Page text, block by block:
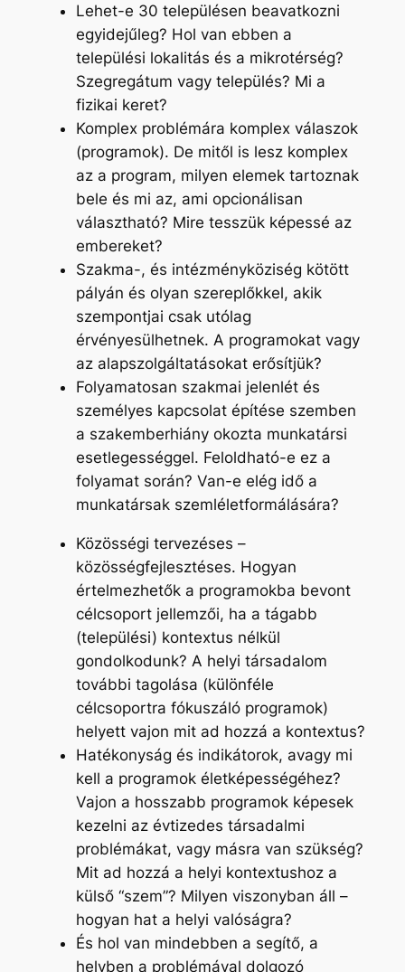
Lehet-e 30 településen beavatkozni
egyidejűleg? Hol van ebben a
települési lokalitás és a mikrotérség?
Szegregátum vagy település? Mi a
fizikai keret?
Komplex problémára komplex válaszok
(programok). De mitől is lesz komplex
az a program, milyen elemek tartoznak
bele és mi az, ami opcionálisan
választható? Mire tesszük képessé az
embereket?
Szakma-, és intézményköziség kötött
pályán és olyan szereplőkkel, akik
szempontjai csak utólag
érvényesülhetnek. A programokat vagy
az alapszolgáltatásokat erősítjük?
Folyamatosan szakmai jelenlét és
személyes kapcsolat építése szemben
a szakemberhiány okozta munkatársi
esetlegességgel. Feloldható-e ez a
folyamat során? Van-e elég idő a
munkatársak szemléletformálására?
Közösségi tervezéses –
közösségfejlesztéses. Hogyan
értelmezhetők a programokba bevont
célcsoport jellemzői, ha a tágabb
(települési) kontextus nélkül
gondolkodunk? A helyi társadalom
további tagolása (különféle
célcsoportra fókuszáló programok)
helyett vajon mit ad hozzá a kontextus?
Hatékonyság és indikátorok, avagy mi
kell a programok életképességéhez?
Vajon a hosszabb programok képesek
kezelni az évtizedes társadalmi
problémákat, vagy másra van szükség?
Mit ad hozzá a helyi kontextushoz a
külső “szem”? Milyen viszonyban áll –
hogyan hat a helyi valóságra?
És hol van mindebben a segítő, a
helyben a problémával dolgozó